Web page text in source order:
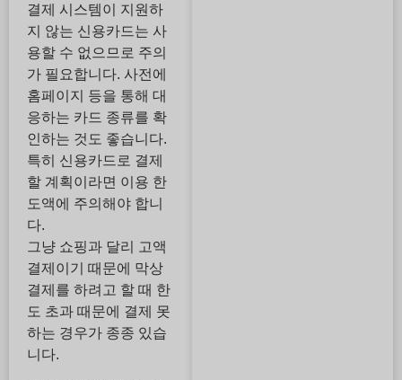
결제 시스템이 지원하
지 않는 신용카드는 사
용할 수 없으므로 주의
가 필요합니다. 사전에
홈페이지 등을 통해 대
응하는 카드 종류를 확
인하는 것도 좋습니다.
특히 신용카드로 결제
할 계획이라면 이용 한
도액에 주의해야 합니
다.
그냥 쇼핑과 달리 고액
결제이기 때문에 막상
결제를 하려고 할 때 한
도 초과 때문에 결제 못
하는 경우가 종종 있습
니다.